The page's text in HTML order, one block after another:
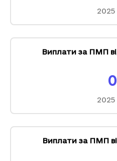
2025
Виплати за ПМП
0
2025
Виплати за ПМП